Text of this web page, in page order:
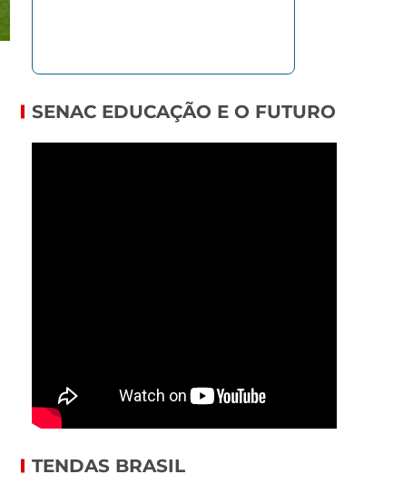
SENAC EDUCAÇÃO E O FUTURO
TENDAS BRASIL